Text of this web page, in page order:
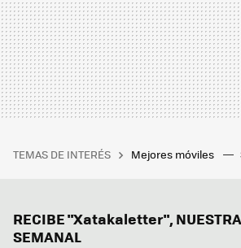
TEMAS DE INTERÉS Mejores móviles
RECIBE "Xatakaletter",
SEMANAL